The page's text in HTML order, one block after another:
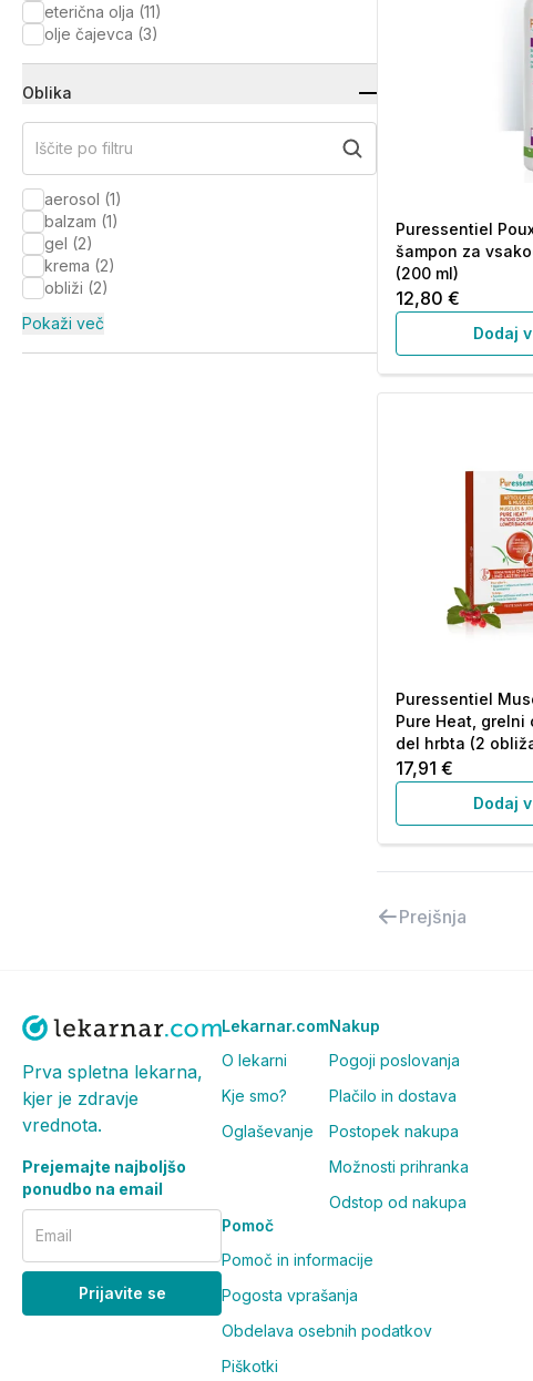
eterična olja (11)
olje čajevca (3)
Oblika
Iščite po filtru
aerosol (1)
balzam (1)
gel (2)
krema (2)
obliži (2)
Pokaži več
Puressentiel
šampon za
(200 ml)
12,80 €
Dodaj
Puressentiel
Pure Heat,
del hrbta (2
17,91 €
Dodaj
Prejšnja
Prva spletna lekarna,
kjer je zdravje
vrednota.
Prejemajte najboljšo
ponudbo na email
Email
Prijavite se
Lekarnar.com
O lekarni
Kje smo?
Oglaševanje
Nakup
Pogoji poslovanja
Plačilo in dostava
Postopek nakupa
Možnosti prihranka
Odstop od nakupa
Pomoč
Pomoč in informacije
Pogosta vprašanja
Obdelava osebnih podatkov
Piškotki